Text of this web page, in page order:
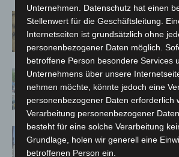
Hannover Klassik
Französische Oper
Blaulichtmeile
Polizei, Feuerwehr
hautnah erleben
Haus der Jugend lädt
Freitag in
Unternehmen. Datenschutz hat einen
Stellenwert für die Geschäftsleitung.
Internetseiten ist grundsätzlich ohne
personenbezogener Daten möglich.
betroffene Person besondere Services
Unternehmens über unsere
nehmen möchte, könnte jedoch eine
personenbezogener Daten erforderlich
Verarbeitung personenbezogener
besteht für eine solche Verarbeitung
Grundlage, holen wir generell eine
betroffenen Person ein.